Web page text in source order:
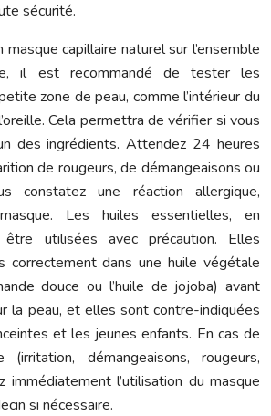
sécurité.
masque capillaire naturel sur l’ensemble
il est recommandé de tester les
zone de peau, comme l’intérieur du
Cela permettra de vérifier si vous
des ingrédients. Attendez 24 heures
de rougeurs, de démangeaisons ou
constatez une réaction allergique,
Les huiles essentielles, en
être utilisées avec précaution. Elles
correctement dans une huile végétale
douce ou l’huile de jojoba) avant
la peau, et elles sont contre-indiquées
et les jeunes enfants. En cas de
(irritation, démangeaisons, rougeurs,
immédiatement l’utilisation du masque
si nécessaire.